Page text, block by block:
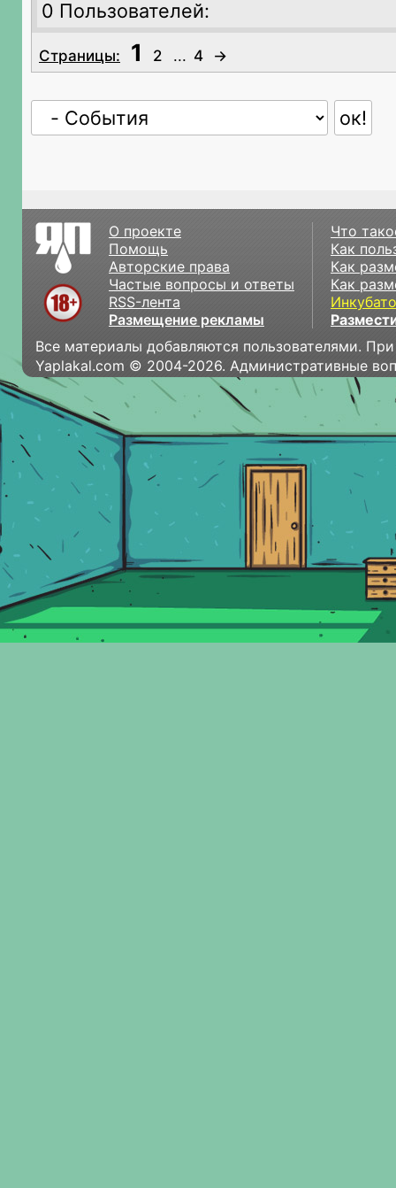
0 Пользователей:
Страницы: 1 2 ... 4 →
О проекте
Помощь
Авторские права
Частые вопросы и ответы
RSS-лента
Размещение рекламы
Что
Как
Как
Как
Все материалы добавляются пользователями.
Yaplakal.com © 2004-2026. Административные